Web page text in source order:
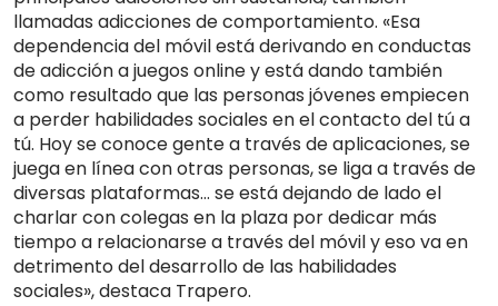
llamadas adicciones de comportamiento. «Esa
dependencia del móvil está derivando en conductas
de adicción a juegos online y está dando también
como resultado que las personas jóvenes empiecen
a perder habilidades sociales en el contacto del tú a
tú. Hoy se conoce gente a través de aplicaciones, se
juega en línea con otras personas, se liga a través de
diversas plataformas… se está dejando de lado el
charlar con colegas en la plaza por dedicar más
tiempo a relacionarse a través del móvil y eso va en
detrimento del desarrollo de las habilidades
sociales», destaca Trapero.